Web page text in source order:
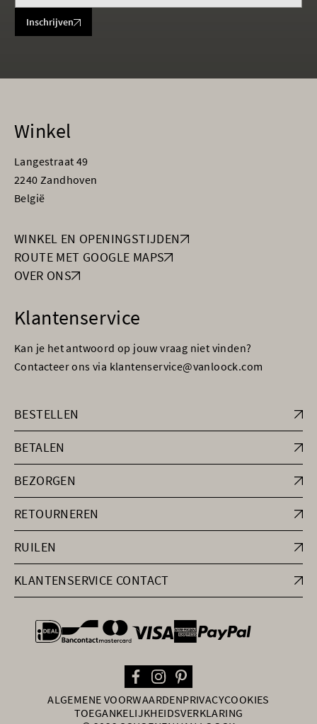
Inschrijven
Winkel
Langestraat 49
2240 Zandhoven
België
WINKEL EN OPENINGSTIJDEN
ROUTE MET GOOGLE MAPS
OVER ONS
Klantenservice
Kan je het antwoord op jouw vraag niet vinden?
Contacteer ons via klantenservice@vanloock.com
BESTELLEN
BETALEN
BEZORGEN
RETOURNEREN
RUILEN
KLANTENSERVICE CONTACT
general.paymentOptions
ALGEMENE VOORWAARDENPRIVACYCOOKIES
TOEGANKELIJKHEIDSVERKLARING